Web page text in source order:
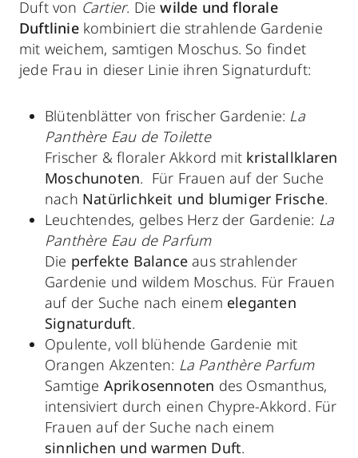
Duft von Cartier. Diewilde und florale
Duftlinie kombiniert die strahlende Gardenie
mit weichem, samtigen Moschus. So findet
jede Frau in dieser Linie ihren Signaturduft:
Blütenblätter von frischer Gardenie: La
Panthère Eau de Toilette
Frischer & floraler Akkord mit kristallklaren
Moschunoten. Für Frauen auf der Suche
nach Natürlichkeit und blumiger Frische.
Leuchtendes, gelbes Herz der Gardenie: La
Panthère Eau de Parfum
Die perfekte Balance aus strahlender
Gardenie und wildem Moschus. Für Frauen
auf der Suche nach einem eleganten
Signaturduft.
Opulente, voll blühende Gardenie mit
Orangen Akzenten: La Panthère Parfum
Samtige Aprikosennoten des Osmanthus,
intensiviert durch einen Chypre-Akkord. Für
Frauen auf der Suche nach einem
sinnlichen und warmen Duft.